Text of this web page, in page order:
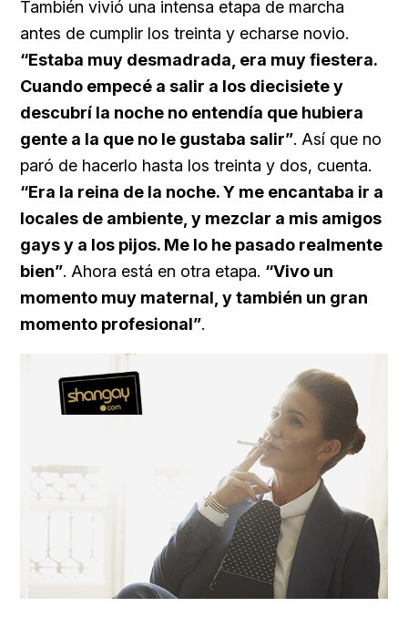
También vivió una intensa etapa de marcha
antes de cumplir los treinta y echarse novio.
“Estaba muy desmadrada, era muy fiestera.
Cuando empecé a salir a los diecisiete y
descubrí la noche no entendía que hubiera
gente a la que no le gustaba salir”. Así que no
paró de hacerlo hasta los treinta y dos, cuenta.
“Era la reina de la noche. Y me encantaba ir a
locales de ambiente, y mezclar a mis amigos
gays y a los pijos. Me lo he pasado realmente
bien”. Ahora está en otra etapa. “Vivo un
momento muy maternal, y también un gran
momento profesional”.